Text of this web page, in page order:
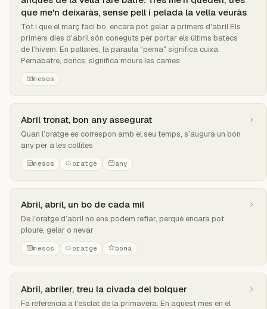
que me'n deixaràs, sense pell i pelada la vella veuràs
Tot i que el març faci bo, encara pot gelar a primers d'abril Els
primers dies d'abril són coneguts per portar els últims batecs
de l'hivern. En pallarès, la paraula "perna" significa cuixa.
Pernabatre, doncs, significa moure les cames
mesos
Abril tronat, bon any assegurat
Quan l’oratge es correspon amb el seu temps, s’augura un bon
any per a les collites
mesos oratge any
Abril, abril, un bo de cada mil
De l’oratge d’abril no ens podem refiar, perquè encara pot
ploure, gelar o nevar
mesos oratge bona
Abril, abriler, treu la civada del bolquer
Fa referència a l'esclat de la primavera. En aquest mes en el